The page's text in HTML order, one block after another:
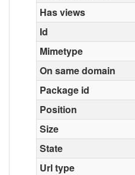
Has views
Id
Mimetype
On same domain
Package id
Position
Size
State
Url type